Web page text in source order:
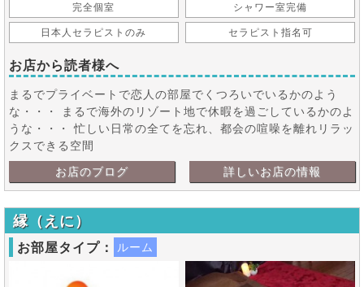
完全個室 シャワー室完備
日本人セラピストのみ セラピスト指名可
詳しいお店の情報
お店のブログ
お店から読者様へ
まるでプライベートで恋人の部屋でくつろいでいるかのよう
な・・・ まるで海外のリゾート地で休暇を過ごしているかのよ
うな・・・ 忙しい日常の全てを忘れ、都会の喧噪を離れリラッ
クスできる空間
縁（えに）
お部屋タイプ： ルーム